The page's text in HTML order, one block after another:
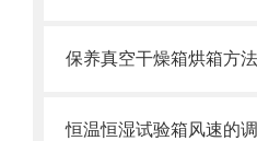
保养真空干燥箱烘箱方法
恒温恒湿试验箱风速的